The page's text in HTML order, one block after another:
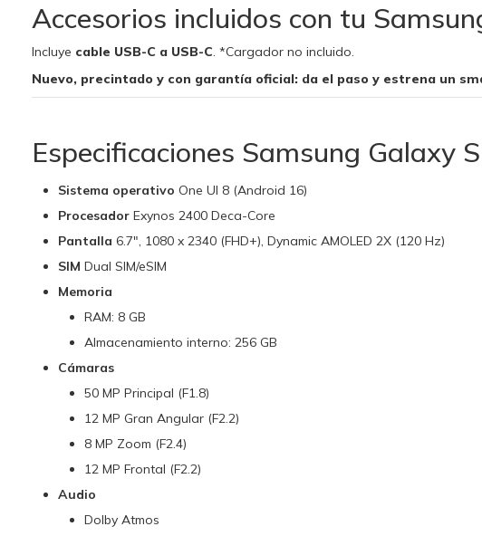
Accesorios incluidos con tu
Incluye cable USB-C a USB-C. *Cargador no incluido.
Nuevo, precintado y con garantía oficial: da el paso y estrena un
Especificaciones Samsung Galaxy
Sistema operativo One UI 8 (Android 16)
Procesador Exynos 2400 Deca-Core
Pantalla 6.7", 1080 x 2340 (FHD+), Dynamic AMOLED 2X (120 Hz)
SIM Dual SIM/eSIM
Memoria
RAM: 8 GB
Almacenamiento interno: 256 GB
Cámaras
50 MP Principal (F1.8)
12 MP Gran Angular (F2.2)
8 MP Zoom (F2.4)
12 MP Frontal (F2.2)
Audio
Dolby Atmos